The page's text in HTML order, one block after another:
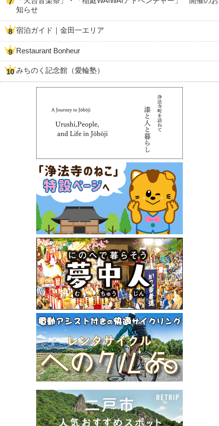
知らせ
宿泊ガイド｜金田一エリア
Restaurant Bonheur
みちのく記念館（愛輪塾）